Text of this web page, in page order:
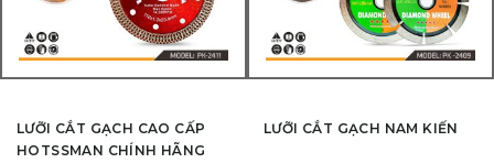
LƯỠI CẮT GẠCH CAO CẤP
HOTSSMAN CHÍNH HÃNG
LƯỠI CẮT GẠCH NAM KIẾN